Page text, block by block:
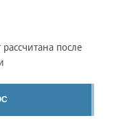
после